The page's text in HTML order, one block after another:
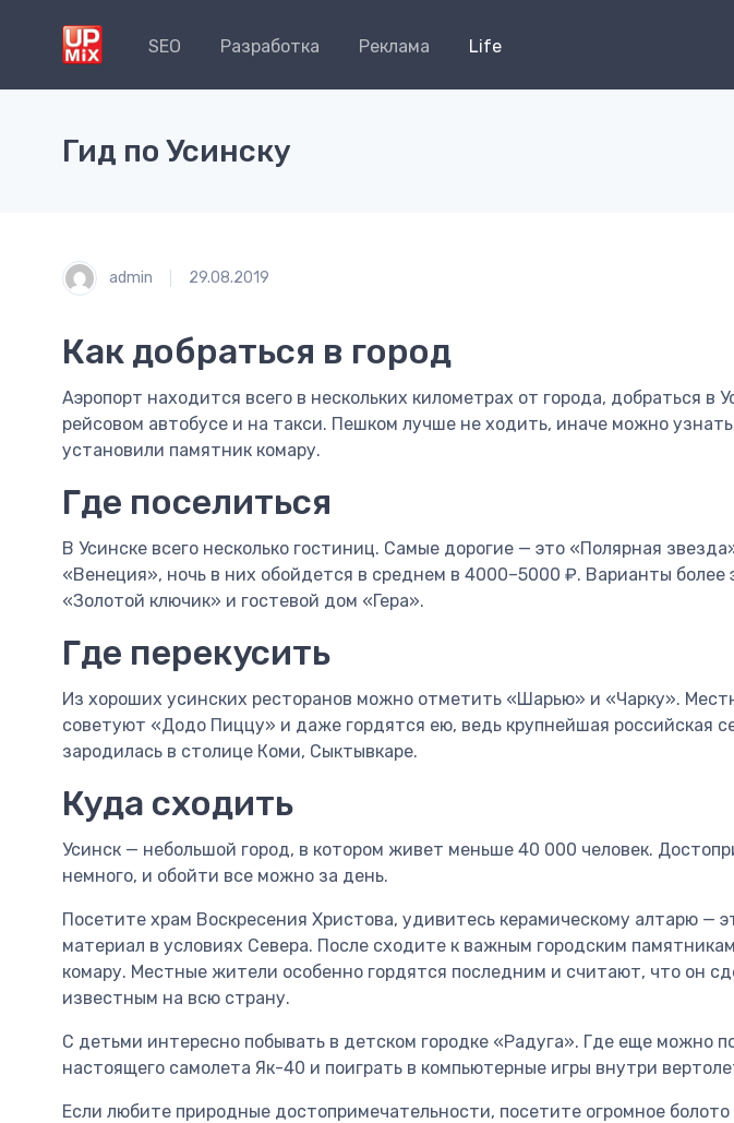
SEO Разработка Реклама Life
Гид по Усинску
admin 29.08.2019
Как добраться в город
Аэропорт находится всего в нескольких километрах от города, добраться в
рейсовом автобусе и на такси. Пешком лучше не ходить, иначе можно
установили памятник комару.
Где поселиться
В Усинске всего несколько гостиниц. Самые дорогие — это «Полярная
«Венеция», ночь в них обойдется в среднем в 4000–5000 ₽. Варианты более
«Золотой ключик» и гостевой дом «Гера».
Где перекусить
Из хороших усинских ресторанов можно отметить «Шарью» и «Чарку».
советуют «Додо Пиццу» и даже гордятся ею, ведь крупнейшая российская
зародилась в столице Коми, Сыктывкаре.
Куда сходить
Усинск — небольшой город, в котором живет меньше 40 000 человек.
немного, и обойти все можно за день.
Посетите храм Воскресения Христова, удивитесь керамическому алтарю —
материал в условиях Севера. После сходите к важным городским
комару. Местные жители особенно гордятся последним и считают, что он
известным на всю страну.
С детьми интересно побывать в детском городке «Радуга». Где еще можно
настоящего самолета Як-40 и поиграть в компьютерные игры внутри
Если любите природные достопримечательности, посетите огромное